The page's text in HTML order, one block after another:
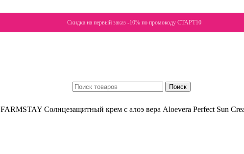
Скидка на первый заказ -10% по промокоду СТАРТ10
Поиск
FARMSTAY Солнцезащитный крем с алоэ вера Aloevera Perfect Sun